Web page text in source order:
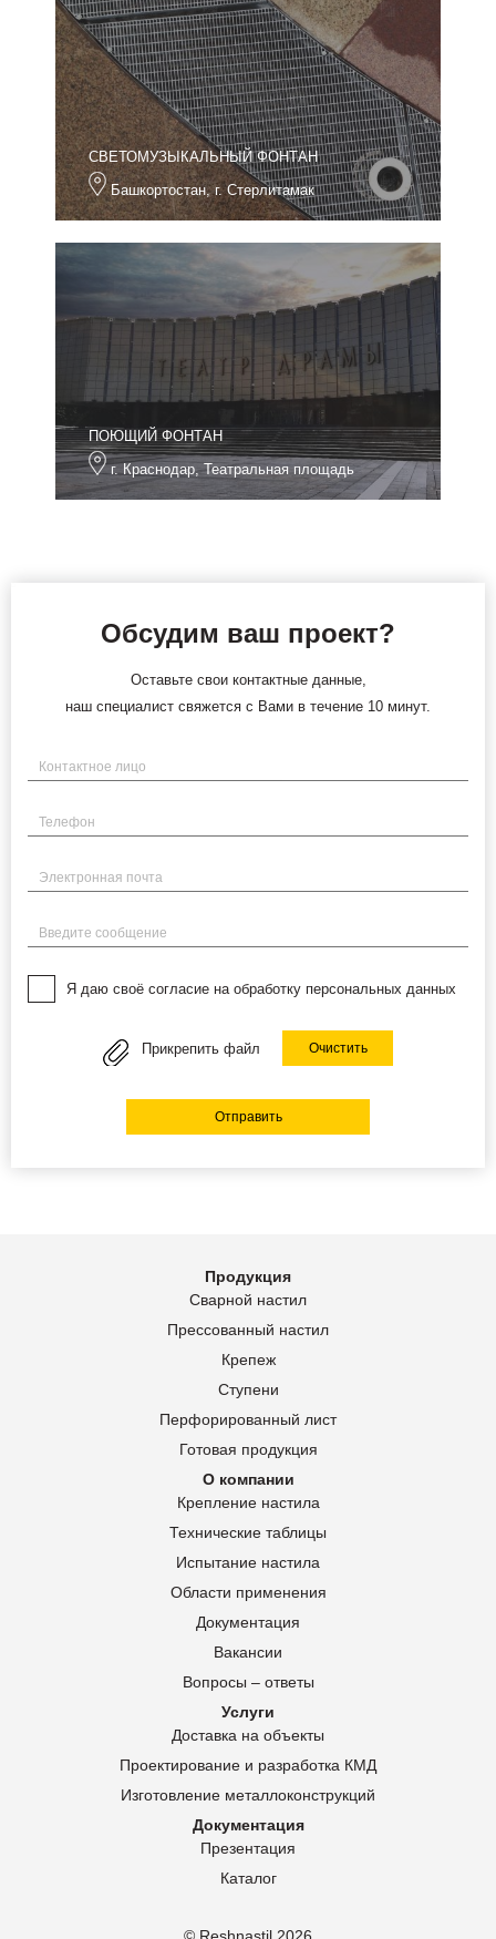
СВЕТОМУЗЫКАЛЬНЫЙ ФОНТАН
Башкортостан, г. Стерлитамак
ПОЮЩИЙ ФОНТАН
г. Краснодар, Театральная площадь
Обсудим ваш проект?
Оставьте свои контактные данные,
наш специалист свяжется с Вами в течение 10 минут.
Имя
Телефон
Электронная почта
Введите сообщение
Я даю своё согласие на обработку персональных данных
Прикрепить файл Очистить
Отправить
Продукция
Сварной настил
Прессованный настил
Крепеж
Ступени
Перфорированный лист
Готовая продукция
О компании
Крепление настила
Технические таблицы
Испытание настила
Области применения
Документация
Вакансии
Вопросы – ответы
Услуги
Доставка на объекты
Проектирование и разработка КМД
Изготовление металлоконструкций
Документация
Презентация
Каталог